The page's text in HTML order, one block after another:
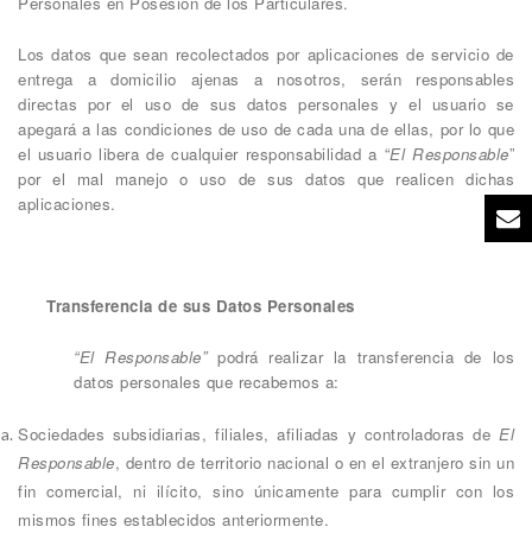
Los datos que sean recolectados por aplicaciones de servicio de
entrega a domicilio ajenas a nosotros, serán responsables
directas por el uso de sus datos personales y el usuario se
apegará a las condiciones de uso de cada una de ellas, por lo que
el usuario libera de cualquier responsabilidad a “El Responsable”
por el mal manejo o uso de sus datos que realicen dichas
aplicaciones.
Transferencia de sus Datos Personales
“El Responsable”podrá realizar la transferencia de los
datos personales que recabemos a:
Sociedades subsidiarias, filiales, afiliadas y controladoras de El
Responsable, dentro de territorio nacional o en el extranjero sin un
fin comercial, ni ilícito, sino únicamente para cumplir con los
mismos fines establecidos anteriormente.